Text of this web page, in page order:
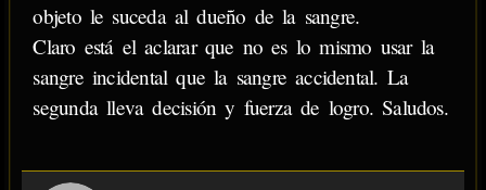
objeto le suceda al dueño de la sangre.
Claro está el aclarar que no es lo mismo usar la
sangre incidental que la sangre accidental. La
segunda lleva decisión y fuerza de logro. Saludos.